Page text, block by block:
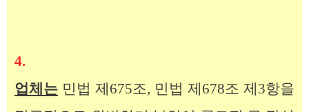
4.
업체는 민법 제675조, 민법 제678조 제3항을